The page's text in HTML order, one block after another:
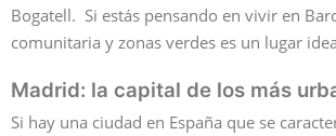
Bogatell. Si estás pensando en vivir en
comunitaria y zonas verdes es un lugar
Madrid: la capital de los más
Si hay una ciudad en España que se